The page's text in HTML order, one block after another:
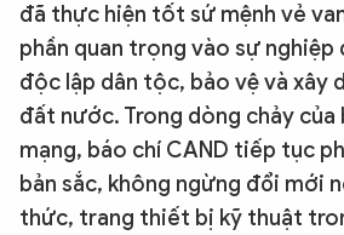
CÔNG NGHỆ
QUỐC TẾ
VĂN HÓA - THỂ THAO
đã thực hiện tốt sứ mệnh vẻ
phần quan trọng vào sự nghiệp
độc lập dân tộc, bảo vệ và xây
đất nước. Trong dòng chảy của
mạng, báo chí CAND tiếp tục
bản sắc, không ngừng đổi mới
thức, trang thiết bị kỹ thuật